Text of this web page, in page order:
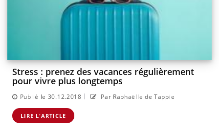
Stress : prenez des vacances régulièrement
pour vivre plus longtemps
Publié le 30.12.2018 | Par Raphaëlle de Tappie
LIRE L'ARTICLE